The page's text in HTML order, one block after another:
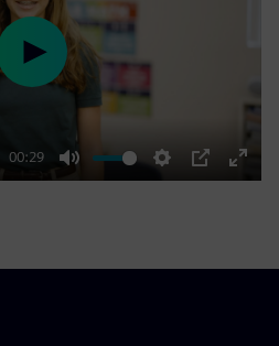
00:29
Mute Settings
PIP
Enter
Play